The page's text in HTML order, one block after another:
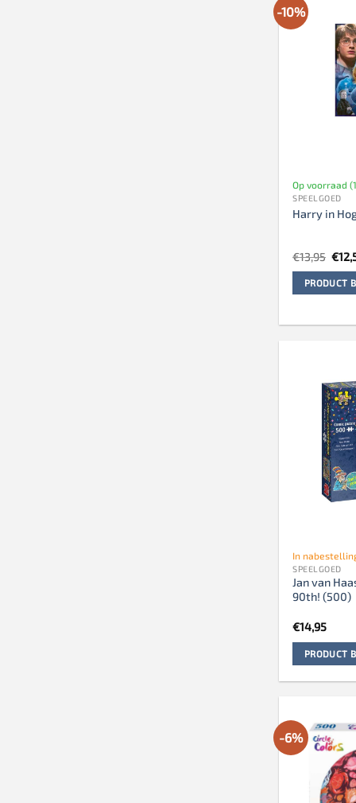
-10%
Op voorraad
SPEELGOED
Harry in
€13,95
prijs
was:
€
PRODUCT
In
SPEELGOED
Jan van
90th! (500)
€14,95
PRODUCT
-6%